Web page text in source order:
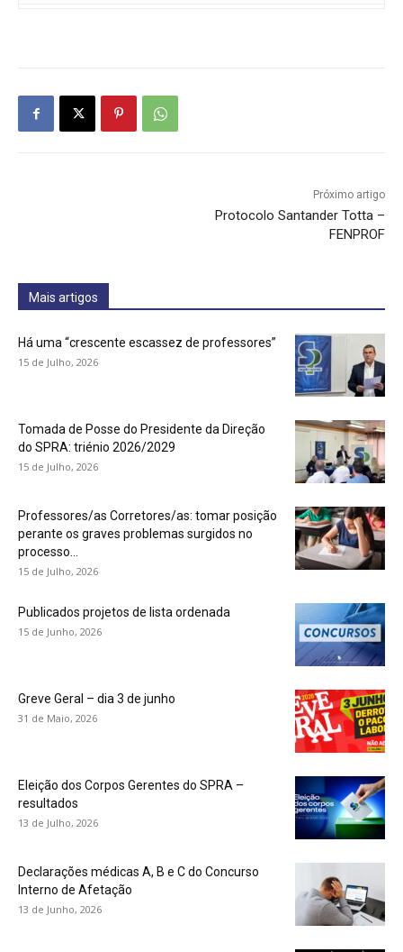
Próximo artigo
Protocolo Santander Totta –
FENPROF
Mais artigos
Há uma “crescente escassez de professores”
15 de Julho, 2026
Tomada de Posse do Presidente da Direção
do SPRA: triénio 2026/2029
15 de Julho, 2026
Professores/as Corretores/as: tomar posição
perante os graves problemas surgidos no
processo...
15 de Julho, 2026
Publicados projetos de lista ordenada
15 de Junho, 2026
Greve Geral – dia 3 de junho
31 de Maio, 2026
Eleição dos Corpos Gerentes do SPRA –
resultados
13 de Julho, 2026
Declarações médicas A, B e C do Concurso
Interno de Afetação
13 de Junho, 2026